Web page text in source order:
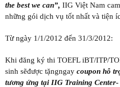
the best we can”, IIG Việt Nam
những gói dịch vụ tốt nhất và tiện
Từ ngày 1/1/2012 đến 31/3/2012:
Khi đăng ký thi TOEFL iBT/ITP/
sinh sẽđược tặngngay coupon hỗ
tương ứng tại IIG Training Center-